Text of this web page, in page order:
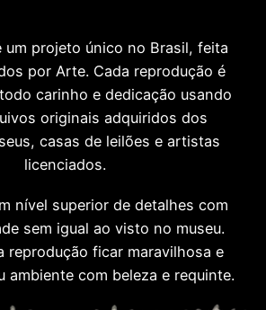
um projeto único no Brasil, feita
por Arte. Cada reprodução é
carinho e dedicação usando
originais adquiridos dos
casas de leilões e artistas
licenciados.
nível superior de detalhes com
sem igual ao visto no museu.
reprodução ficar maravilhosa e
ambiente com beleza e requinte.